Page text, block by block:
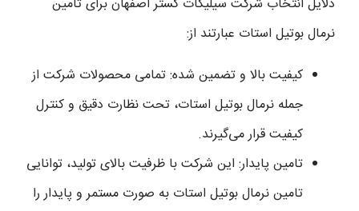
دلایل انتخاب شرکت سیلیکات گستر اصفهان برای تامین
نرمال بوتیل استات عبارتند از:
کیفیت بالا و تضمین شده: تمامی محصولات شرکت از
جمله نرمال بوتیل استات، تحت نظارت دقیق و کنترل
کیفیت قرار می‌گیرند.
تامین پایدار: این شرکت با ظرفیت بالای تولید، توانایی
تامین نرمال بوتیل استات به صورت مستمر و پایدار را